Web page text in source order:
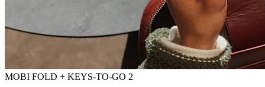
MOBI FOLD + KEYS-TO-GO 2